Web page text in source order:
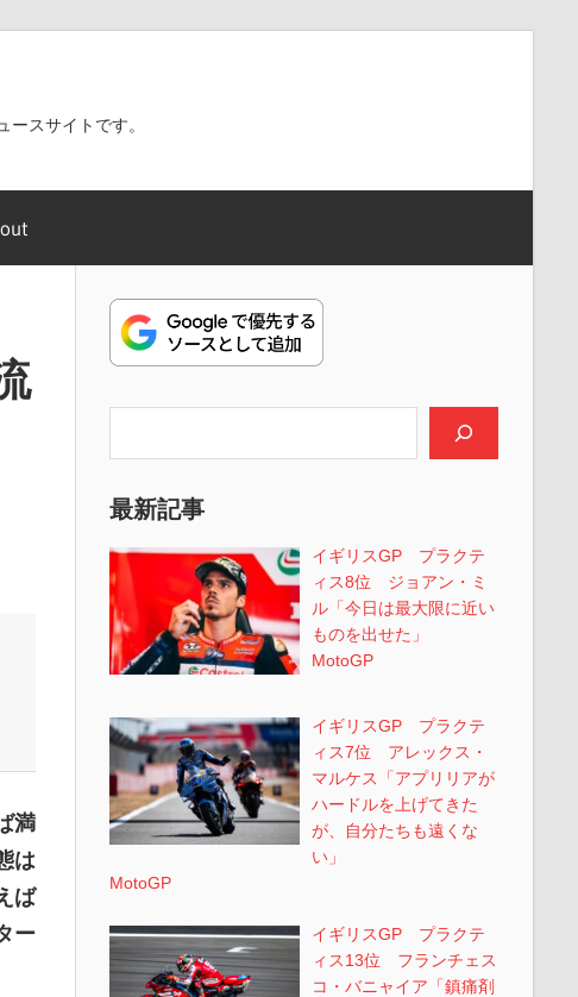
スサイトです。
満
は
ば
ー
最新記事
イギリスGP プラクテ
ィス8位 ジョアン・ミ
ル「今日は最大限に近い
ものを出せた」
MotoGP
イギリスGP プラクテ
ィス7位 アレックス・
マルケス「アプリリアが
ハードルを上げてきた
が、自分たちも遠くな
い」
MotoGP
イギリスGP プラクテ
ィス13位 フランチェス
コ・バニャイア「鎮痛剤